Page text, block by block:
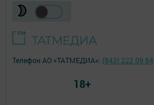
Телефон АО «ТАТМЕДИА»: (843) 222 09 84
18+